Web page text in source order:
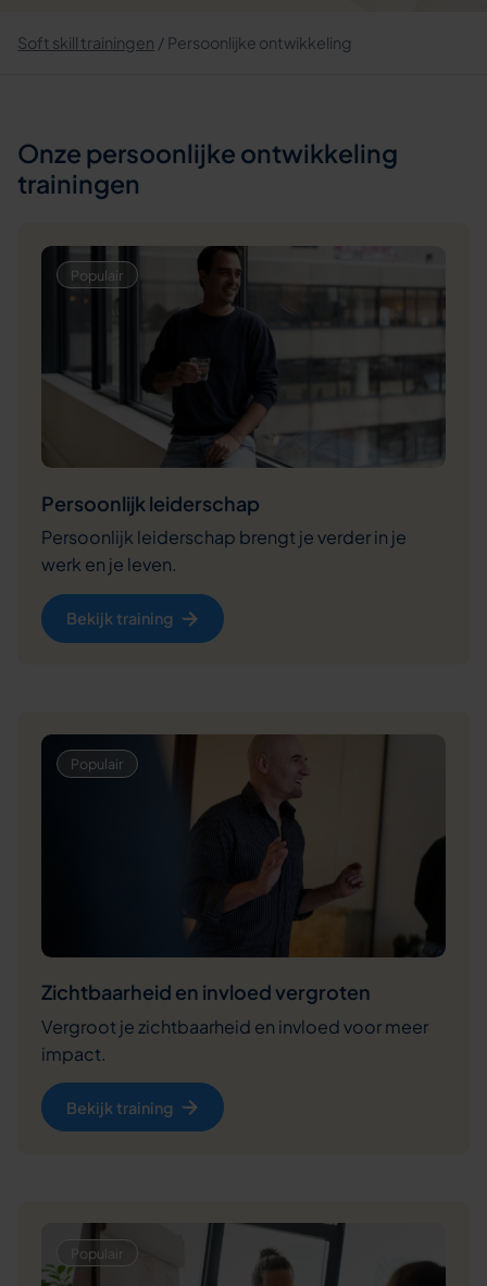
Soft skill trainingen Persoonlijke ontwikkeling
Onze persoonlijke ontwikkeling
trainingen
Persoonlijk leiderschap
Persoonlijk leiderschap brengt je verder in je
werk en je leven.
Bekijk training
Zichtbaarheid en invloed vergroten
Vergroot je zichtbaarheid en invloed voor meer
impact.
Bekijk training